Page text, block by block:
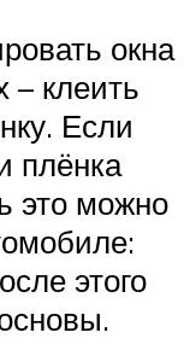
окна
– клеить
Если
плёнка
это можно
этого